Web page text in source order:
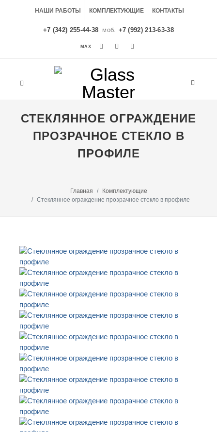
НАШИ РАБОТЫ КОМПЛЕКТУЮЩИЕ КОНТАКТЫ
+7 (342) 255-44-38 моб. +7 (992) 213-63-38
MAX
СТЕКЛЯННОЕ ОГРАЖДЕНИЕ
ПРОЗРАЧНОЕ СТЕКЛО В
ПРОФИЛЕ
Главная
Комплектующие
Стеклянное ограждение прозрачное стекло в профиле